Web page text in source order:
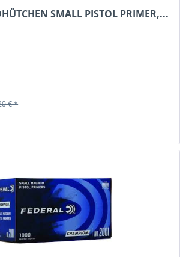
SMALL PISTOL PRIMER,...
€ *